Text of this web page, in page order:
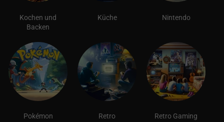
Kochen und
Backen
Küche Nintendo
Pokémon Retro Retro Gaming